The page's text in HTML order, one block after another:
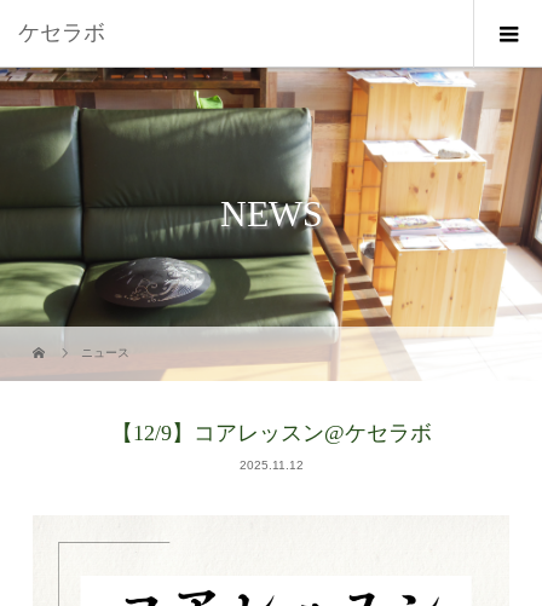
ケセラボ
NEWS
ニュース
【12/9】コアレッスン@ケセラボ
2025.11.12